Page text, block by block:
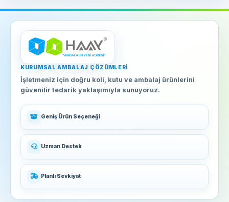
KURUMSAL AMBALAJ ÇÖZÜMLERI
İşletmeniz için doğru koli, kutu ve ambalaj ürünlerini
güvenilir tedarik yaklaşımıyla sunuyoruz.
Geniş Ürün Seçeneği
Uzman Destek
Planlı Sevkiyat